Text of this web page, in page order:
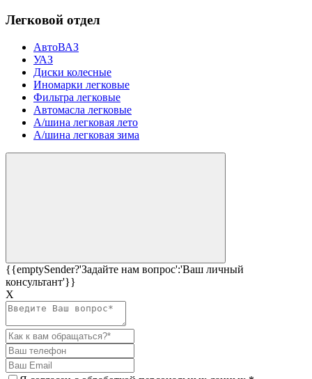
Легковой отдел
АвтоВАЗ
УАЗ
Диски колесные
Иномарки легковые
Фильтра легковые
Автомасла легковые
А/шина легковая лето
А/шина легковая зима
{{emptySender?'Задайте нам вопрос':'Ваш личный
консультант'}}
Х